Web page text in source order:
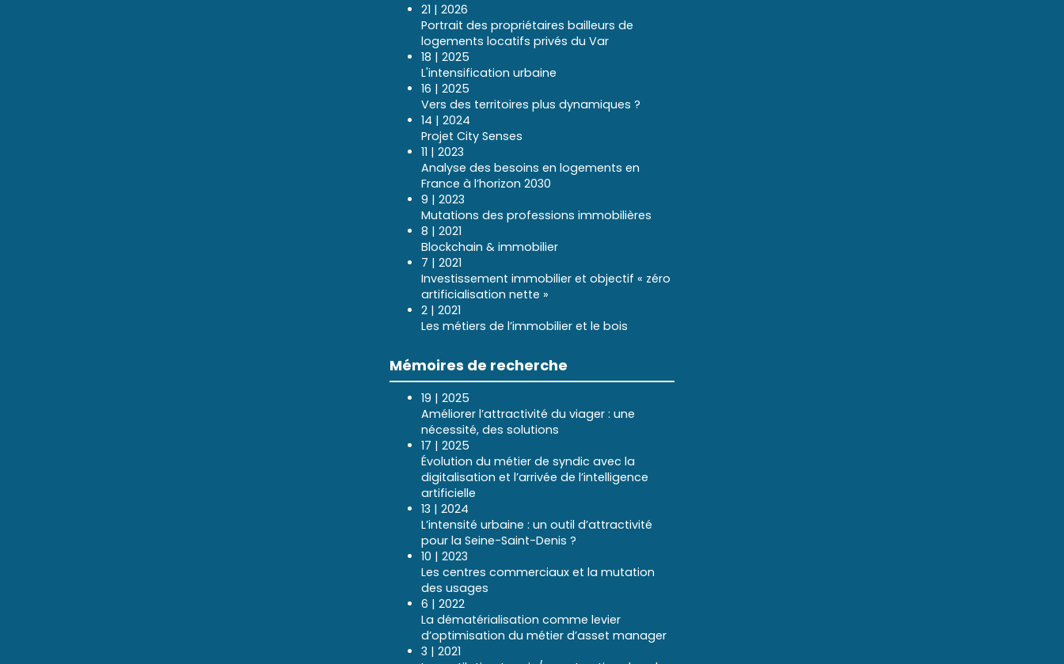
21 | 2026
Portrait des propriétaires bailleurs de
logements locatifs privés du Var
18 | 2025
L'intensification urbaine
16 | 2025
Vers des territoires plus dynamiques ?
14 | 2024
Projet City Senses
11 | 2023
Analyse des besoins en logements en
France à l’horizon 2030
9 | 2023
Mutations des professions immobilières
8 | 2021
Blockchain & immobilier
7 | 2021
Investissement immobilier et objectif « zéro
artificialisation nette »
2 | 2021
Les métiers de l’immobilier et le bois
Mémoires de recherche
19 | 2025
Améliorer l’attractivité du viager : une
nécessité, des solutions
17 | 2025
Évolution du métier de syndic avec la
digitalisation et l’arrivée de l’intelligence
artificielle
13 | 2024
L’intensité urbaine : un outil d’attractivité
pour la Seine-Saint-Denis ?
10 | 2023
Les centres commerciaux et la mutation
des usages
6 | 2022
La dématérialisation comme levier
d’optimisation du métier d’asset manager
3 | 2021